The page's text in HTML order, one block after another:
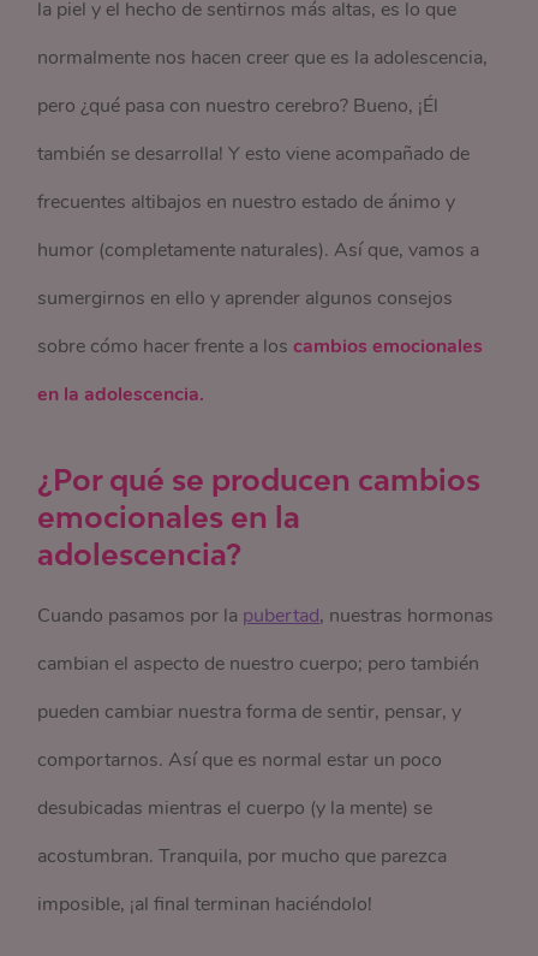
la piel y el hecho de sentirnos más altas, es lo que
normalmente nos hacen creer que es la adolescencia,
pero ¿qué pasa con nuestro cerebro? Bueno, ¡Él
también se desarrolla! Y esto viene acompañado de
frecuentes altibajos en nuestro estado de ánimo y
humor (completamente naturales). Así que, vamos a
sumergirnos en ello y aprender algunos consejos
sobre cómo hacer frente a loscambios emocionales
en la adolescencia.
¿Por qué se producen cambios
emocionales en la
adolescencia?
Cuando pasamos por la pubertad, nuestras hormonas
cambian el aspecto de nuestro cuerpo; pero también
pueden cambiar nuestra forma de sentir, pensar, y
comportarnos. Así que es normal estar un poco
desubicadas mientras el cuerpo (y la mente) se
acostumbran. Tranquila, por mucho que parezca
imposible, ¡al final terminan haciéndolo!